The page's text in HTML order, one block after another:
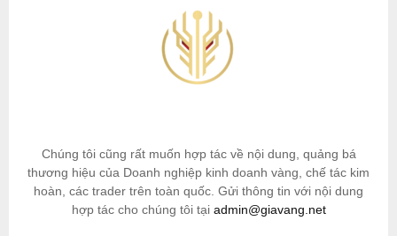
Chúng tôi cũng rất muốn hợp tác về nội dung, quảng bá
thương hiệu của Doanh nghiệp kinh doanh vàng, chế tác kim
hoàn, các trader trên toàn quốc. Gửi thông tin với nội dung
hợp tác cho chúng tôi tại admin@giavang.net